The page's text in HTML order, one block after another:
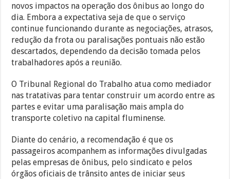
novos impactos na operação dos ônibus ao longo do
dia. Embora a expectativa seja de que o serviço
continue funcionando durante as negociações, atrasos,
redução da frota ou paralisações pontuais não estão
descartados, dependendo da decisão tomada pelos
trabalhadores após a reunião.
O Tribunal Regional do Trabalho atua como mediador
nas tratativas para tentar construir um acordo entre as
partes e evitar uma paralisação mais ampla do
transporte coletivo na capital fluminense.
Diante do cenário, a recomendação é que os
passageiros acompanhem as informações divulgadas
pelas empresas de ônibus, pelo sindicato e pelos
órgãos oficiais de trânsito antes de iniciar seus